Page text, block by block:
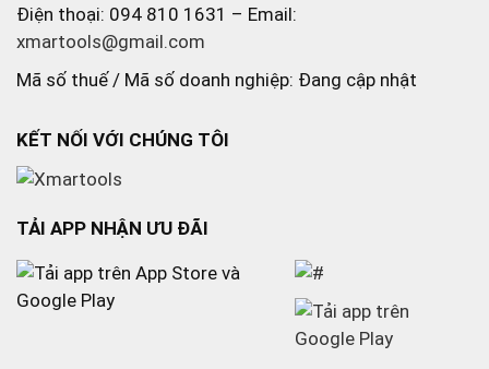
Điện thoại: 094 810 1631 – Email:
xmartools@gmail.com
Mã số thuế / Mã số doanh nghiệp: Đang cập nhật
KẾT NỐI VỚI CHÚNG TÔI
TẢI APP NHẬN ƯU ĐÃI